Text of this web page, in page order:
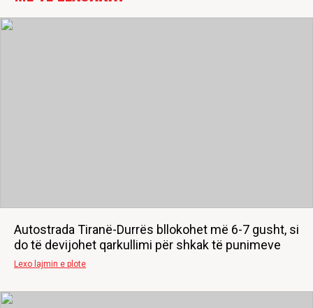
Autostrada Tiranë-Durrës bllokohet më 6-7 gusht, si
do të devijohet qarkullimi për shkak të punimeve
Lexo lajmin e plote